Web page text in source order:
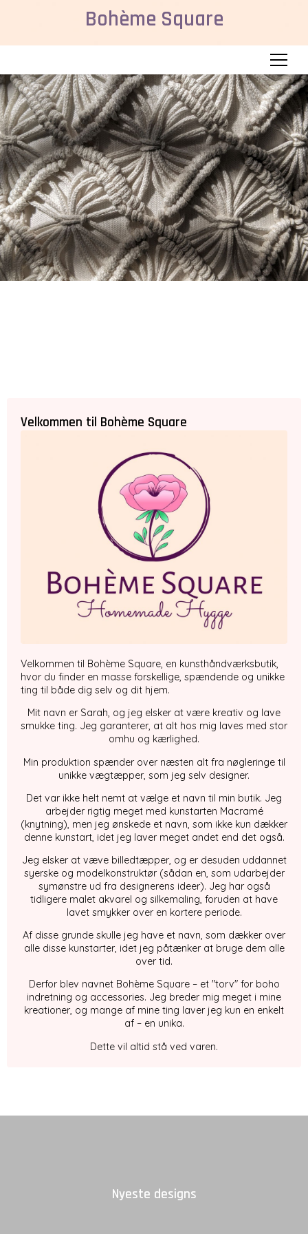
Bohème Square
Menu
Velkommen til Bohème Square
Velkommen til Bohème Square, en kunsthåndværksbutik,
hvor du finder en masse forskellige, spændende og unikke
ting til både dig selv og dit hjem.
Mit navn er Sarah, og jeg elsker at være kreativ og lave
smukke ting. Jeg garanterer, at alt hos mig laves med stor
omhu og kærlighed.
Min produktion spænder over næsten alt fra nøgleringe til
unikke vægtæpper, som jeg selv designer.
Det var ikke helt nemt at vælge et navn til min butik. Jeg
arbejder rigtig meget med kunstarten Macramé
(knytning), men jeg ønskede et navn, som ikke kun dækker
denne kunstart, idet jeg laver meget andet end det også.
Jeg elsker at væve billedtæpper, og er desuden uddannet
syerske og modelkonstruktør (sådan en, som udarbejder
symønstre ud fra designerens ideer). Jeg har også
tidligere malet akvarel og silkemaling, foruden at have
lavet smykker over en kortere periode.
Af disse grunde skulle jeg have et navn, som dækker over
alle disse kunstarter, idet jeg påtænker at bruge dem alle
over tid.
Derfor blev navnet Bohème Square – et "torv" for boho
indretning og accessories. Jeg breder mig meget i mine
kreationer, og mange af mine ting laver jeg kun en enkelt
af – en unika.
Dette vil altid stå ved varen.
Nyeste designs